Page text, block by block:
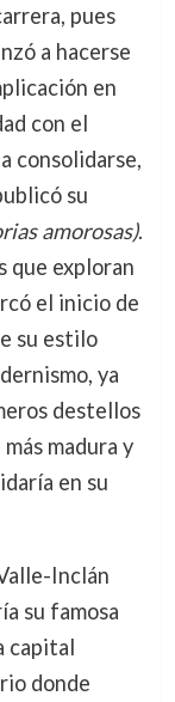
pues
a hacerse
en
con el
consolidarse,
su
amorosas).
que exploran
el inicio de
su estilo
ya
destellos
madura y
en su
Inclán
su famosa
capital
donde